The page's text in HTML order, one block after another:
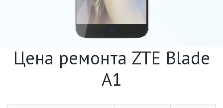
Цена ремонта ZTE Blade
A1